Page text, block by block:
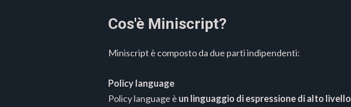
Cos'è Miniscript?
Miniscript è composto da due parti indipendenti:
Policy language
Policy language è un linguaggio di espressione di alto livello